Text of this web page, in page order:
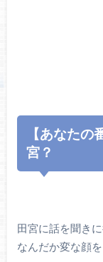
【あなた
宮？
田宮に話を聞き
なんだか変な顔を